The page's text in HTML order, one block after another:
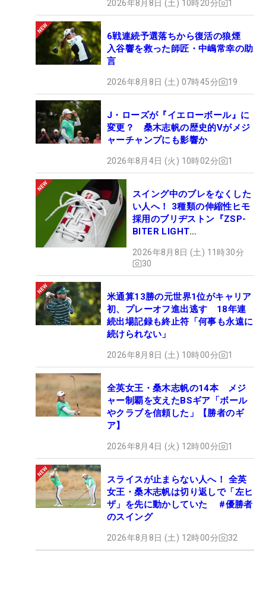
ル、バイクなどが置いてあり、『ガッツリとアップ
するんだな～』と新しい発見がありました！
私が大会開催前に会場で発見したのは以上となりま
す。すでに本戦がスタートしていますが、もっと新
たな発見がでてきそう…と胸の高鳴りが止まりませ
ん（笑）。
大会関係者のみなさんも目が合うたびにニコっとし
てくれます。エビアンの街並みでも、私が建物を撮
影していると工事中の方々が笑顔でピースをしてく
れたり、レストランのスタッフのみなさん、ホテル
のスタッフの方などとても優しいんです。もとも
と、フランスの建物や街並みが大好きで、憧れをも
っていました。現地に来て、暮らしている方々のあ
たたかさを感じ、フランスが大好きになりました！
一週間、充実した海外メジャー取材を行えたらいい
なと思っています！
2026年8月8日 (土) 10時20分 1
6戦連続予選落ちから復活の狼煙
入谷響を救った師匠・中嶋常幸の助
言
2026年8月8日 (土) 07時45分 19
J・ローズが『イエローボール』に
変更？ 桑木志帆の歴史的Vがメジ
ャーチャンプにも影響か
2026年8月4日 (火) 10時02分 1
スイング中のブレをなくした
い人へ！ 3種類の伸縮性ヒモ
採用のブリヂストン『ZSP-
BITER LIGHT
ュー
2026年8月8日 (土) 11時30分
30
米通算13勝の元世界1位がキャリア
初、プレーオフ進出逃す 18年連
続出場記録も終止符「何事も永遠に
続けられない」
2026年8月8日 (土) 10時00分 1
全英女王・桑木志帆の14本 メジ
ャー制覇を支えたBSギア「ボール
やクラブを信頼した」【勝者のギ
ア】
2026年8月4日 (火) 12時00分 1
スライスが止まらない人へ！ 全英
女王・桑木志帆は切り返しで「左ヒ
ザ」を先に動かしていた #優勝者
のスイング
2026年8月8日 (土) 12時00分 32